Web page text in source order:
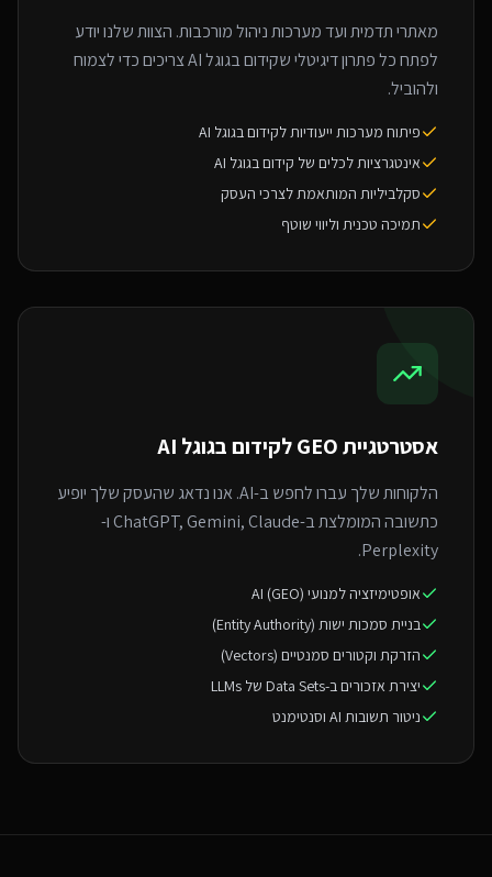
מאתרי תדמית ועד מערכות ניהול מורכבות. הצוות שלנו יודע
לפתח כל פתרון דיגיטלי שקידום בגוגל AI צריכים כדי לצמוח
ולהוביל.
פיתוח מערכות ייעודיות לקידום בגוגל AI
אינטגרציות לכלים של קידום בגוגל AI
סקלביליות המותאמת לצרכי העסק
תמיכה טכנית וליווי שוטף
אסטרטגיית GEO ל קידום בגוגל AI
הלקוחות שלך עברו לחפש ב-AI. אנו נדאג שהעסק שלך יופיע
כתשובה המומלצת ב-ChatGPT, Gemini, Claude ו-
Perplexity.
אופטימיזציה למנועי AI (GEO)
בניית סמכות ישות (Entity Authority)
הזרקת וקטורים סמנטיים (Vectors)
יצירת אזכורים ב-Data Sets של LLMs
ניטור תשובות AI וסנטימנט